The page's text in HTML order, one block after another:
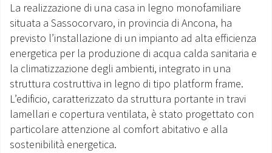
CENTRI ASSISTENZA E RICAMBI
AREA DOWNLOAD
La realizzazione di una casa in legno monofamiliare
situata a Sassocorvaro, in provincia di Ancona, ha
previsto l’installazione di un impianto ad alta efficienza
energetica per la produzione di acqua calda sanitaria e
la climatizzazione degli ambienti, integrato in una
struttura costruttiva in legno di tipo platform frame.
L’edificio, caratterizzato da struttura portante in travi
lamellari e copertura ventilata, è stato progettato con
particolare attenzione al comfort abitativo e alla
sostenibilità energetica.